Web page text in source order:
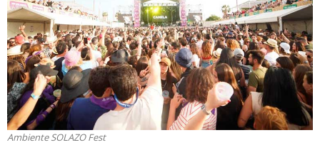
Ambiente SOLAZO Fest